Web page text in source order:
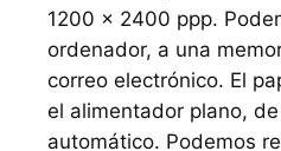
1200 x 2400 ppp.
ordenador, a una
correo electrónico. El
el alimentador plano,
automático. Podemos